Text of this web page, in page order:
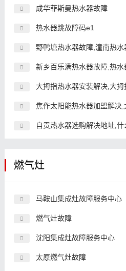
成华菲斯曼热水器故障
热水器跳故障码e1
野鸭塘热水器故障,潼南热水
新乡百乐满热水器故障,热水
大拇指热水器安装解决,大拇
焦作太阳能热水器加盟解决,
自贡热水器选购解决地址,
燃气灶
马鞍山集成灶故障服务中心
燃气灶故障
沈阳集成灶故障服务中心
太原燃气灶故障